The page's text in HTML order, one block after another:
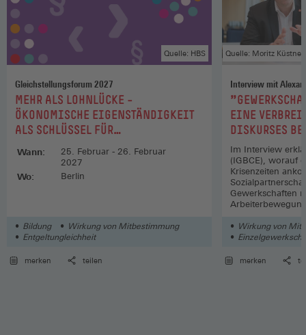
Gleichstellungsforum 2027
:MEHR ALS LOHNLÜCKE –
ÖKONOMISCHE EIGENSTÄNDIGKEIT
ALS SCHLÜSSEL FÜR
Quelle: HBS
Wann:
25. Februar - 26. Februar
2027
Wo: Berlin
Bildung
Wirkung von Mitbestimmung
Entgeltungleichheit
merken teilen
Interview mit
:
EINE
DISKURSES
Quelle: Moritz
Im Interview
(IGBCE), worauf
Krisenzeiten
Gewerkschaften
Wirkung von
merken